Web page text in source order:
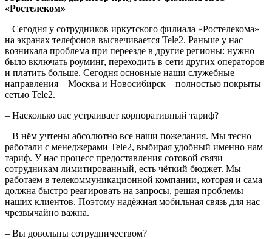
«Ростелеком»
– Сегодня у сотрудников иркутского филиала «Ростелекома»
на экранах телефонов вы­свечивается Tele2. Раньше у нас
возникала проблема при переезде в другие регионы: нужно
было включать роуминг, переходить в сети других операторов
и платить больше. Сегодня основные наши служебные
направления – Москва и Новосибирск – полностью покрыты
сетью Tele2.
– Насколько вас устраивает корпоративный тариф?
– В нём учтены абсолютно все наши пожелания. Мы тесно
работали с менеджерами Tele2, выбирая удобный именно нам
тариф. У нас процесс предоставления сотовой связи
сотрудникам лимитированный, есть чёткий бюджет. Мы
работаем в телекоммуникационной компании, которая и сама
должна быстро реагировать на запросы, решая проблемы
наших клиентов. Поэтому надёжная мобильная связь для нас
чрезвычайно важна.
– Вы довольны сотрудничеством?